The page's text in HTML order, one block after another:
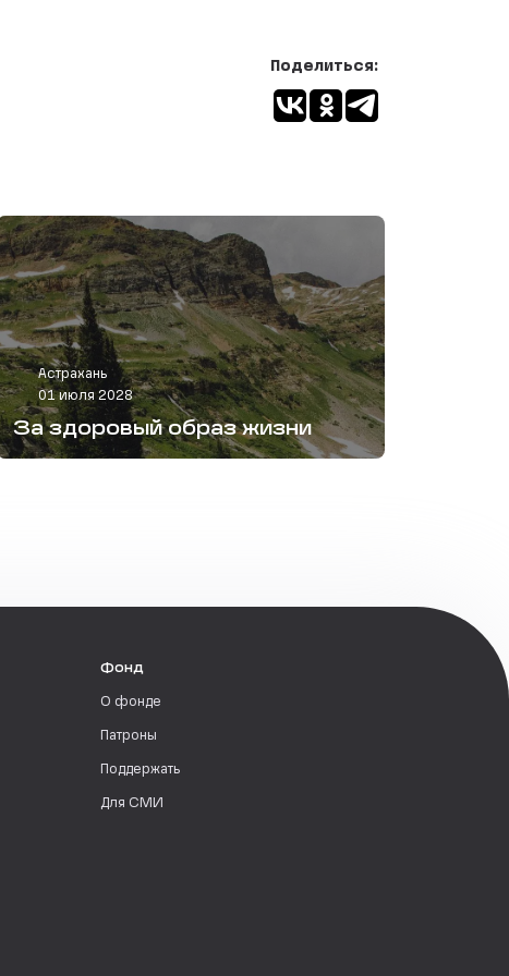
Поделиться:
Астрахань
01 июля 2028
За здоровый образ жизни
Фонд
О фонде
Патроны
Поддержать
Для СМИ